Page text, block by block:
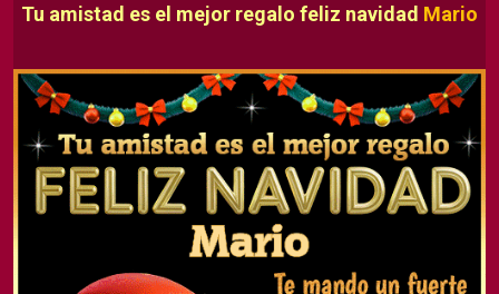
Tu amistad es el mejor regalo feliz navidad Mario